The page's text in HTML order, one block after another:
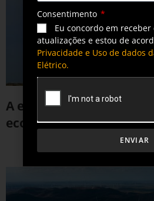
A energia eólica e o
economia brasileira
Consentimento
Eu concordo em receber
atualizações e estou de
Privacidade e Uso de dados
Elétrico.
ENVIAR